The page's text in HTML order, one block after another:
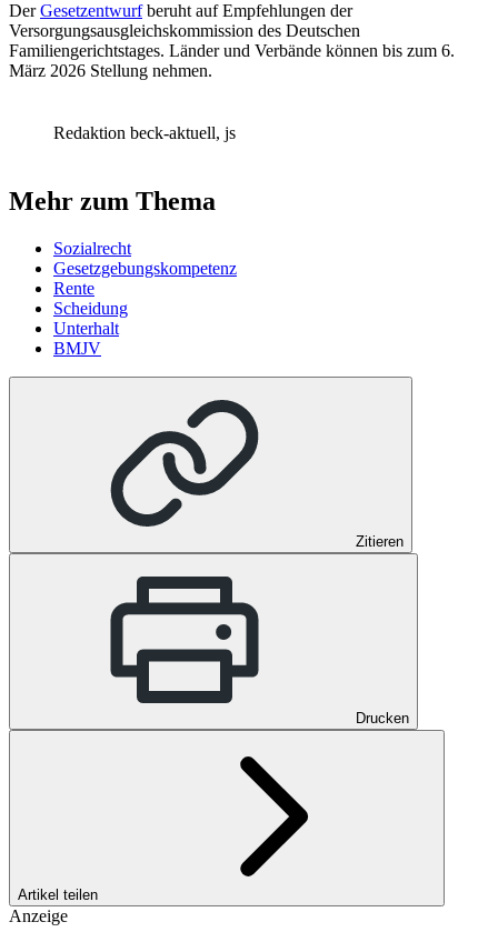
DerGesetzentwurfberuht auf Empfehlungen der
Versorgungsausgleichskommission des Deutschen
Familiengerichtstages. Länder und Verbände können bis zum 6.
März 2026 Stellung nehmen.
Redaktion beck-aktuell, js
Mehr zum Thema
Sozialrecht
Gesetzgebungskompetenz
Rente
Scheidung
Unterhalt
BMJV
Zitieren
Drucken
Artikel teilen
Anzeige